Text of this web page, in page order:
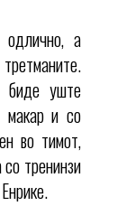
а
уште
макар и со
во тимот,
тренинзи